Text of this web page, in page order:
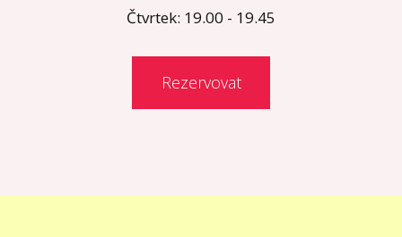
Čtvrtek: 19.00 - 19.45
Rezervovat